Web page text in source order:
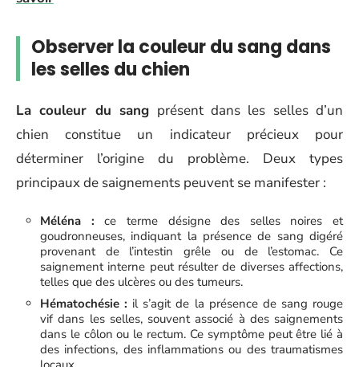
Observer la couleur du sang dans
les selles du chien
La couleur du sang présent dans les selles d’un
chien constitue un indicateur précieux pour
déterminer l’origine du problème. Deux types
principaux de saignements peuvent se manifester :
Méléna : ce terme désigne des selles noires et
goudronneuses, indiquant la présence de sang digéré
provenant de l’intestin grêle ou de l’estomac. Ce
saignement interne peut résulter de diverses affections,
telles que des ulcères ou des tumeurs.
Hématochésie : il s’agit de la présence de sang rouge
vif dans les selles, souvent associé à des saignements
dans le côlon ou le rectum. Ce symptôme peut être lié à
des infections, des inflammations ou des traumatismes